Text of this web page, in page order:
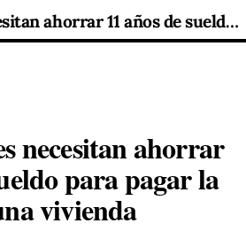
Los españoles necesitan ahorrar 11 años de sueldo para pagar la entrada de una vivienda
necesitan ahorrar
para pagar la
vivienda